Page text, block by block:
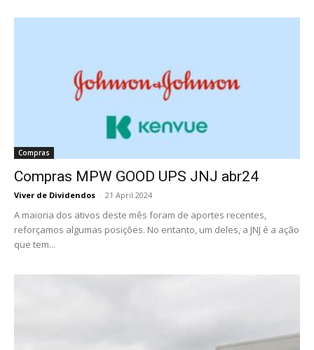
Compras
Compras MPW GOOD UPS JNJ abr24
Viver de Dividendos - 21 April 2024
A maioria dos ativos deste mês foram de aportes recentes,
reforçamos algumas posições. No entanto, um deles, a JNJ é a ação
que tem...